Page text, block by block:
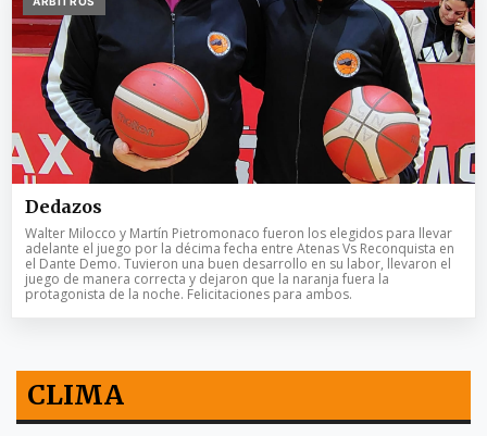
Dedazos
Walter Milocco y Martín Pietromonaco fueron los elegidos para llevar
adelante el juego por la décima fecha entre Atenas Vs Reconquista en
el Dante Demo. Tuvieron una buen desarrollo en su labor, llevaron el
juego de manera correcta y dejaron que la naranja fuera la
protagonista de la noche. Felicitaciones para ambos.
CLIMA